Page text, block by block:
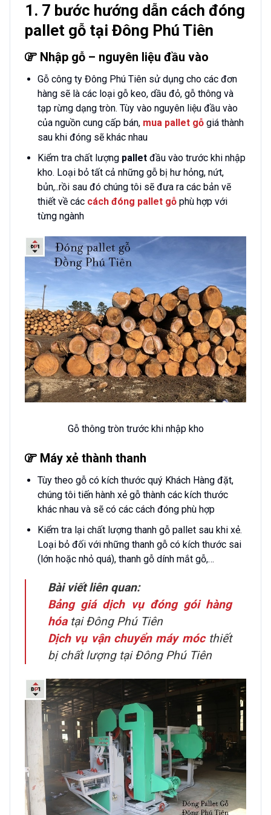
1. 7 bước hướng dẫn cách đóng
pallet gỗ tại Đông Phú Tiên
Nhập gỗ – nguyên liệu đầu vào
Gỗ công ty Đông Phú Tiên sử dụng cho các đơn
hàng sẽ là các loại gỗ keo, dầu đỏ, gỗ thông và
tạp rừng dạng tròn. Tùy vào nguyên liệu đầu vào
của nguồn cung cấp bán, mua pallet gỗgiá thành
sau khi đóng sẽ khác nhau
Kiểm tra chất lượng palletđầu vào trước khi nhập
kho. Loại bỏ tất cả những gỗ bị hư hỏng, nứt,
bủn,..rồi sau đó chúng tôi sẽ đưa ra các bản vẽ
thiết về các cách đóng pallet gỗphù hợp với
từng ngành
Gỗ thông tròn trước khi nhập kho
Máy xẻ thành thanh
Tùy theo gỗ có kích thước quý Khách Hàng đặt,
chúng tôi tiến hành xẻ gỗ thành các kích thước
khác nhau và sẽ có các cách đóng phù hợp
Kiểm tra lại chất lượng thanh gỗ pallet sau khi xẻ.
Loại bỏ đối với những thanh gỗ có kích thước sai
(lớn hoặc nhỏ quá), thanh gỗ dính mắt gỗ,…
Bài viết liên quan:
Bảng giá dịch vụ đóng gói hàng
hóatại Đông Phú Tiên
Dịch vụ vận chuyển máy mócthiết
bị chất lượng tại Đông Phú Tiên